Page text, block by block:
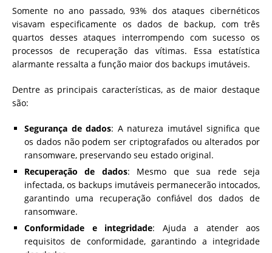
Somente no ano passado, 93% dos ataques cibernéticos
visavam especificamente os dados de backup, com três
quartos desses ataques interrompendo com sucesso os
processos de recuperação das vítimas. Essa estatística
alarmante ressalta a função maior dos backups imutáveis.
Dentre as principais características, as de maior destaque
são:
Segurança de dados: A natureza imutável significa que
os dados não podem ser criptografados ou alterados por
ransomware, preservando seu estado original.
Recuperação de dados: Mesmo que sua rede seja
infectada, os backups imutáveis permanecerão intocados,
garantindo uma recuperação confiável dos dados de
ransomware.
Conformidade e integridade: Ajuda a atender aos
requisitos de conformidade, garantindo a integridade